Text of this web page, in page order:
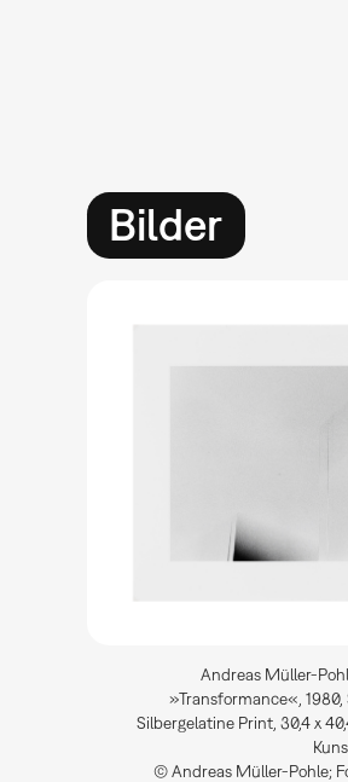
Bilder
Andreas Müller-
»Transformance«,
Silbergelatine Print, 30,4 x
© Andreas Müller-Pohle;